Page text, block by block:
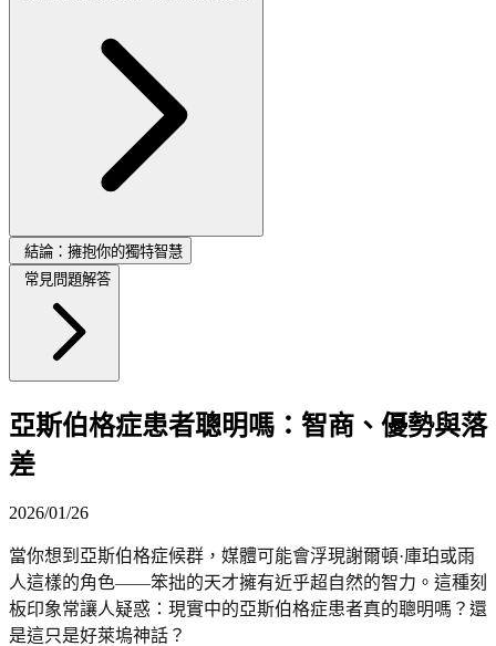
結論：擁抱你的獨特智慧
常見問題解答
亞斯伯格症患者聰明嗎：智商、優勢與落
差
2026/01/26
當你想到亞斯伯格症候群，媒體可能會浮現謝爾頓·庫珀或雨
人這樣的角色——笨拙的天才擁有近乎超自然的智力。這種刻
板印象常讓人疑惑：現實中的亞斯伯格症患者真的聰明嗎？還
是這只是好萊塢神話？